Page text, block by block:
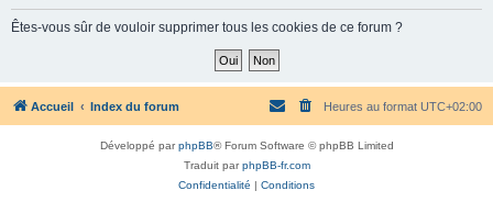
h
Êtes-vous sûr de vouloir supprimer tous les cookies de ce forum ?
Accueil Index du forum Heures au format UTC+02:00
Développé parphpBB® Forum Software © phpBB Limited
Traduit parphpBB-fr.com
Confidentialité | Conditions